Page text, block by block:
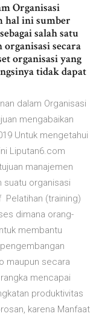
Organisasi
hal ini sumber
salah satu
secara
organisasi yang
tidak dapat
dalam Organisasi
mengabaikan
Untuk mengetahui
Liputan6.com
manajemen
suatu organisasi
(training)
dimana orang-
membantu
maupun secara
mencapai
produktivitas
karena Manfaat